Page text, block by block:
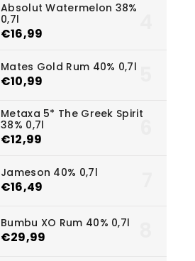
Absolut Watermelon 38%
0,7l
€16,99
Mates Gold Rum 40% 0,7l
€10,99
Metaxa 5* The Greek Spirit
38% 0,7l
€12,99
Jameson 40% 0,7l
€16,49
Bumbu XO Rum 40% 0,7l
€29,99